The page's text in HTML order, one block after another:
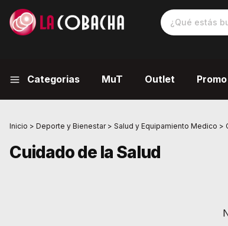
Categorias MuT Outlet
Inicio > Deporte y Bienestar > Salud y Equipamiento Medico >
Cuidado de la Salud